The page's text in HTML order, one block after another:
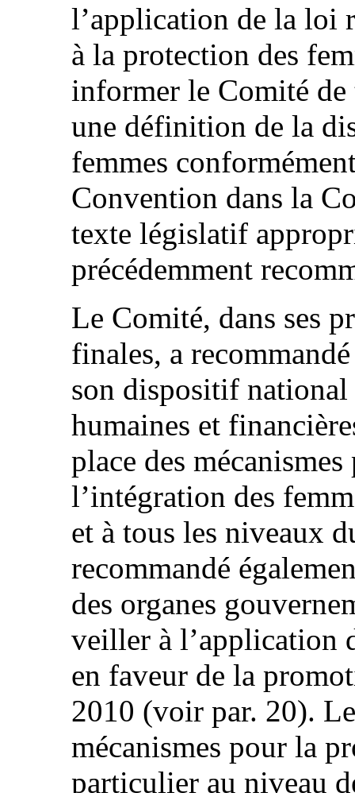
l’application de la loi
à la protection des
informer le Comité
une définition de la
femmes
Convention dans la
texte législatif
précédemment
Le Comité, dans ses
finales, a
son dispositif national
humaines et
place des
l’intégration des
et à tous les niveaux
recommandé
des organes
veiller à l’application
en faveur de la
2010 (voir par. 20).
mécanismes pour la
particulier au niveau